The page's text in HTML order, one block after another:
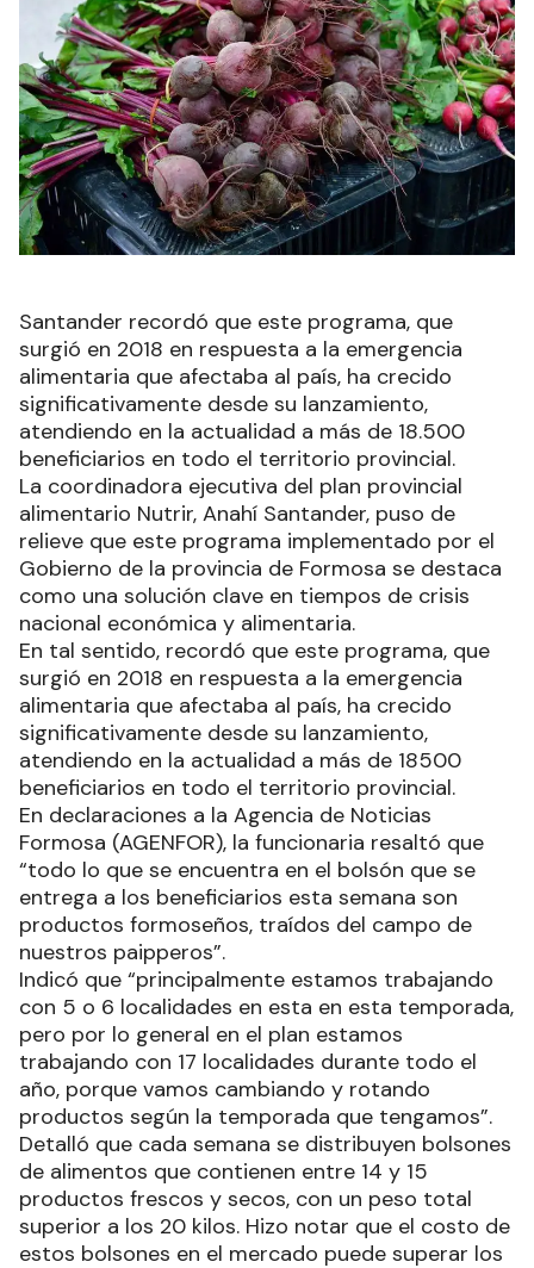
Santander recordó que este programa, que
surgió en 2018 en respuesta a la emergencia
alimentaria que afectaba al país, ha crecido
significativamente desde su lanzamiento,
atendiendo en la actualidad a más de 18.500
beneficiarios en todo el territorio provincial.
La coordinadora ejecutiva del plan provincial
alimentario Nutrir, Anahí Santander, puso de
relieve que este programa implementado por el
Gobierno de la provincia de Formosa se destaca
como una solución clave en tiempos de crisis
nacional económica y alimentaria.
En tal sentido, recordó que este programa, que
surgió en 2018 en respuesta a la emergencia
alimentaria que afectaba al país, ha crecido
significativamente desde su lanzamiento,
atendiendo en la actualidad a más de 18500
beneficiarios en todo el territorio provincial.
En declaraciones a la Agencia de Noticias
Formosa (AGENFOR), la funcionaria resaltó que
“todo lo que se encuentra en el bolsón que se
entrega a los beneficiarios esta semana son
productos formoseños, traídos del campo de
nuestros paipperos”.
Indicó que “principalmente estamos trabajando
con 5 o 6 localidades en esta en esta temporada,
pero por lo general en el plan estamos
trabajando con 17 localidades durante todo el
año, porque vamos cambiando y rotando
productos según la temporada que tengamos”.
Detalló que cada semana se distribuyen bolsones
de alimentos que contienen entre 14 y 15
productos frescos y secos, con un peso total
superior a los 20 kilos. Hizo notar que el costo de
estos bolsones en el mercado puede superar los